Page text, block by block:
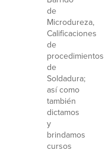
de
Microdureza,
Calificaciones
de
procedimientos
de
Soldadura;
así como
también
dictamos
y
brindamos
cursos